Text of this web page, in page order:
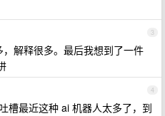
3
解释很多。最后我想到了一件
4
槽最近这种 ai 机器人太多了，到